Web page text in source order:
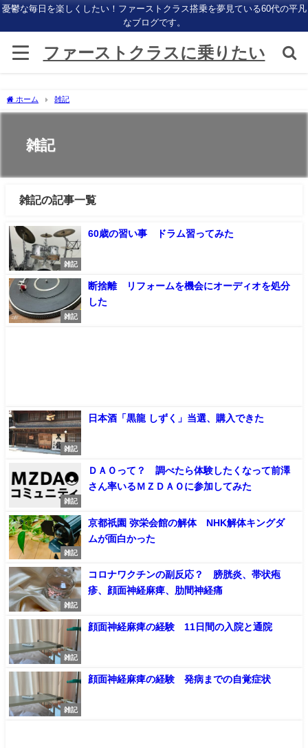
憂鬱な毎日を楽しくしたい！ファーストクラス搭乗を夢見ている60代の平凡
なブログです。
ファーストクラスに乗りたい
ホーム 雑記
雑記
雑記の記事一覧
雑記
60歳の習い事 ドラム習ってみた
雑記
断捨離 リフォームを機会にオーディオを処分
した
雑記
日本酒「黒龍 しずく」当選、購入できた
雑記
ＤＡＯって？ 調べたら体験したくなって前澤
さん率いるＭＺＤＡＯに参加してみた
雑記
京都祇園 弥栄会館の解体 NHK解体キングダ
ムが面白かった
雑記
コロナワクチンの副反応？ 膀胱炎、帯状疱
疹、顔面神経麻痺、肋間神経痛
雑記
顔面神経麻痺の経験 11日間の入院と通院
雑記
顔面神経麻痺の経験 発病までの自覚症状